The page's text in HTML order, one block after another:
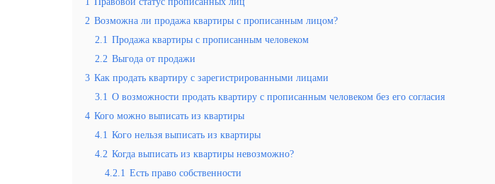
2 Возможна ли продажа квартиры с прописанным лицом?
2.1 Продажа квартиры с прописанным человеком
2.2 Выгода от продажи
3 Как продать квартиру с зарегистрированными лицами
3.1 О возможности продать квартиру с прописанным человеком без его согласия
4 Кого можно выписать из квартиры
4.1 Кого нельзя выписать из квартиры
4.2 Когда выписать из квартиры невозможно?
4.2.1 Есть право собственности